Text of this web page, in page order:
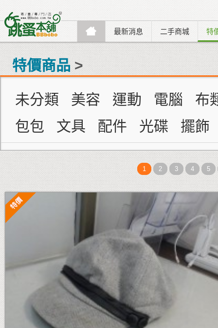
最新消息 二手商城 特
特價商品 >
未分類 美容 運動 電腦
布
包包
文具 配件 光碟 擺飾
1 2 3 4 5